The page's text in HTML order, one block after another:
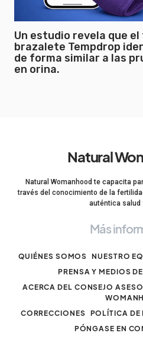
Un estudio revela que
brazalete Tempdrop
de forma similar a las
en orina.
Natural
Natural Womanhood te capacita
través del conocimiento de la
auténtica salud
Más
QUIÉNES SOMOS NUESTRO
PRENSA Y MEDIOS
ACERCA DEL CONSEJO
CORRECCIONES POLÍTICA DE
PÓNGASE EN